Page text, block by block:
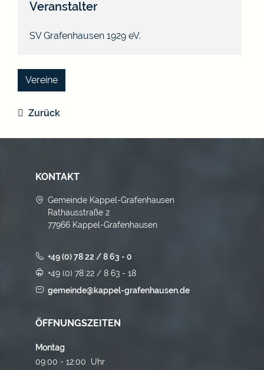
Veranstalter
SV Grafenhausen 1929 eV.
Vereine
Zurück
KONTAKT
Gemeinde Kappel-Grafenhausen
Rathausstraße 2
77966 Kappel-Grafenhausen
+49 (0) 78 22 / 8 63 - 0
+49 (0) 78 22 / 8 63 - 18
gemeinde@kappel-grafenhausen.de
ÖFFNUNGSZEITEN
Montag
09:00 - 12:00 Uhr